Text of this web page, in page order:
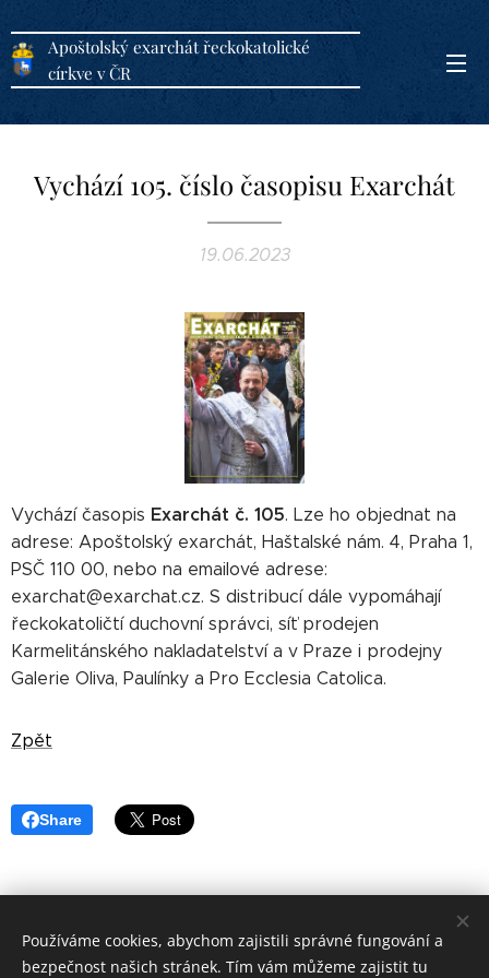
Apoštolský exarchát řeckokatolické
církve v ČR
Vychází 105. číslo časopisu Exarchát
19.06.2023
Vychází časopis Exarchát č. 105. Lze ho objednat na
adrese: Apoštolský exarchát, Haštalské nám. 4, Praha 1,
PSČ 110 00, nebo na emailové adrese:
exarchat@exarchat.cz. S distribucí dále vypomáhají
řeckokatoličtí duchovní správci, síť prodejen
Karmelitánského nakladatelství a v Praze i prodejny
Galerie Oliva, Paulínky a Pro Ecclesia Catolica.
Zpět
Share
Apoštolský exarchát řeckokatolické církve v ČR 2019
Používáme cookies, abychom zajistili správné fungování a
bezpečnost našich stránek. Tím vám můžeme zajistit tu